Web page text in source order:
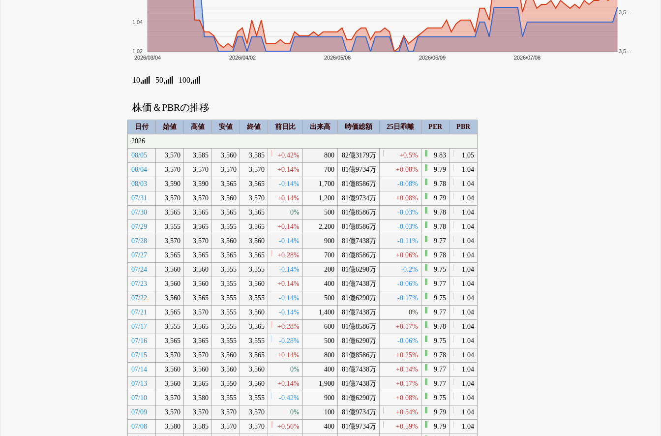
2026/03/04 2026/04/02 2026/05/08 2026/06/09 2026/07/08
1.02
1.04
3,5…
3,5…
10 50 100
株価＆PBRの推移
日付 始値 高値 安値 終値 前日比 出来高 時価総額 25日乖離 PER
PBR
2026
08/05
3,570 3,585 3,560 3,585 +0.42% 800 82億3179万 +0.5% 9.83
1.05
08/04
3,570 3,570 3,570 3,570 +0.14% 700 81億9734万 +0.08% 9.79
1.04
08/03
3,590 3,590 3,565 3,565 -0.14% 1,700 81億8586万 -0.08% 9.78
1.04
07/31
3,570 3,570 3,560 3,570 +0.14% 1,200 81億9734万 +0.08% 9.79
1.04
07/30
3,565 3,565 3,565 3,565 0% 500 81億8586万 -0.03% 9.78
1.04
07/29
3,555 3,565 3,555 3,565 +0.14% 2,200 81億8586万 -0.03% 9.78
1.04
07/28
3,570 3,570 3,560 3,560 -0.14% 900 81億7438万 -0.11% 9.77
1.04
07/27
3,565 3,565 3,565 3,565 +0.28% 700 81億8586万 +0.06% 9.78
1.04
07/24
3,560 3,560 3,555 3,555 -0.14% 200 81億6290万 -0.2% 9.75
1.04
07/23
3,560 3,560 3,555 3,560 +0.14% 400 81億7438万 -0.06% 9.77
1.04
07/22
3,560 3,565 3,555 3,555 -0.14% 500 81億6290万 -0.17% 9.75
1.04
07/21
3,565 3,570 3,555 3,560 -0.14% 1,400 81億7438万 0% 9.77
1.04
07/17
3,555 3,565 3,555 3,565 +0.28% 600 81億8586万 +0.17% 9.78
1.04
07/16
3,565 3,565 3,555 3,555 -0.28% 500 81億6290万 -0.06% 9.75
1.04
07/15
3,570 3,570 3,560 3,565 +0.14% 800 81億8586万 +0.25% 9.78
1.04
07/14
3,560 3,560 3,560 3,560 0% 400 81億7438万 +0.14% 9.77
1.04
07/13
3,560 3,565 3,550 3,560 +0.14% 1,900 81億7438万 +0.17% 9.77
1.04
07/10
3,570 3,580 3,555 3,555 -0.42% 900 81億6290万 +0.08% 9.75
1.04
07/09
3,570 3,570 3,570 3,570 0% 100 81億9734万 +0.54% 9.79
1.04
07/08
3,580 3,585 3,570 3,570 +0.56% 400 81億9734万 +0.59% 9.79
1.04